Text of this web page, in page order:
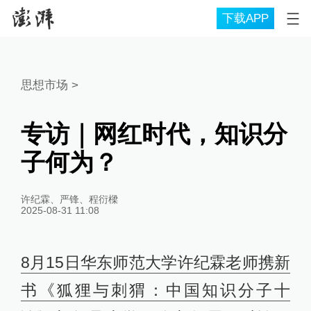
下载APP
思想市场 >
专访｜网红时代，知识分
子何为？
许纪霖、严锋、程衍樑
2025-08-31 11:08
8月15日华东师范大学许纪霖老师携新
书
《狐狸与刺猬：中国知识分子十